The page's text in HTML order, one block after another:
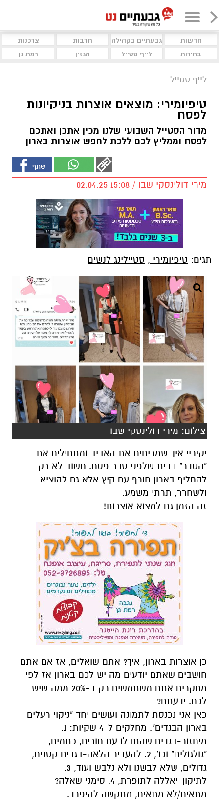
חדשות גבעתיים בקהילה תרבות
צרכנות
בחירות
לייף סטייל מגזין רמת גן
לייף סטייל
טיפיומירי: מוצאים אוצרות בניקיונות
לפסח
מדור הסטייל השבועי שלנו מכין אתכן ואתכם
לפסח וממליץ לכם ללכת לחפש אוצרות בארון
מירי דולינסקי שבו / 15:08 02.04.25
טיפיומירי, סטיילינג לנשים
צילום: מירי דולינסקי שבו
יקיריי איך שמריחים את האביב ומתחילים את
"הסדר" בבית שלפני סדר פסח. חשוב לא רק
להחליף בארון חורף עם קיץ אלא גם להוציא
זה הזמן גם למצוא אוצרות!
כן אוצרות בארון, איך? אתם שואלים, אז אם אתם
חושבים שאתם יודעים מה יש לכם בארון אז לפי
מחקרים אתם משתמשים רק ב-20% ממה שיש
כאן אני נכנסת לתמונה ועושים יחד "ניקוי רעלים
בארון הבגדים". מחלקים ל-4 שקיות: 1.
מיחזור-בגדים שהתבלו עם חורים, כתמים,
גדולים, שלא לבשנו ולא נלבש ועוד, 3.
לתיקון-יאללה לתופרת, 4. סימני שאלה?-
מתאים/לא מתאים, מתקשה להיפרד.
עושים ממש תרגיל פרידה מבגד.
הדתי לאומי, פנתה אלי לעזרה, לאחר שהתגרשה
ואף ירדה רבות במשקלה. הבנתי מיד את המצב, הן